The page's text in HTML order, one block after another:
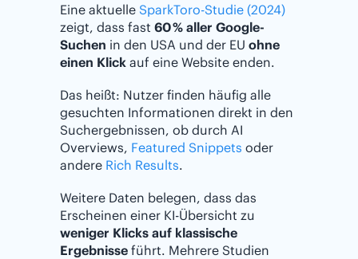
Eine aktuelle SparkToro-Studie (2024)
zeigt, dass fast 60 % aller Google-
Suchen in den USA und der EU ohne
einen Klick auf eine Website enden.
Das heißt: Nutzer finden häufig alle
gesuchten Informationen direkt in den
Suchergebnissen, ob durch AI
Overviews, Featured Snippets oder
andere Rich Results.
Weitere Daten belegen, dass das
Erscheinen einer KI-Übersicht zu
weniger Klicks auf klassische
Ergebnisse führt. Mehrere Studien